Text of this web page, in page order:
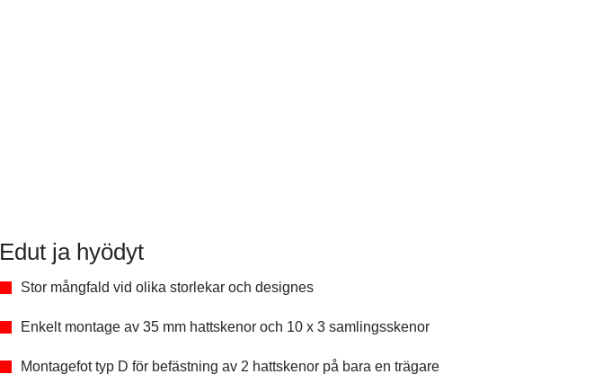
Edut ja hyödyt
Stor mångfald vid olika storlekar och designes
Enkelt montage av 35 mm hattskenor och 10 x 3 samlingsskenor
Montagefot typ D för befästning av 2 hattskenor på bara en trägare